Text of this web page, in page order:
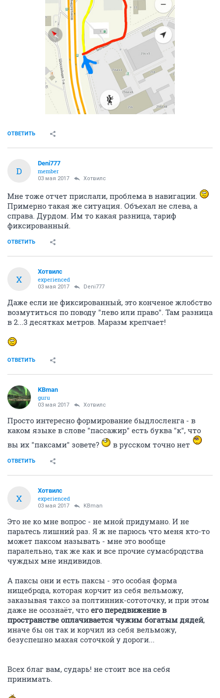
ОТВЕТИТЬ
D
Deni777
member
03 мая 2017 Хотвилс
Мне тоже отчет прислали, проблема в навигации.
Примерно такая же ситуация. Объехал не слева, а
справа. Дурдом. Им то какая разница, тариф
фиксированный.
ОТВЕТИТЬ
Х
Хотвилс
experienced
03 мая 2017 Deni777
Даже если не фиксированный, это конченое жлобство
возмутиться по поводу "лево или право". Там разница
в 2...3 десятках метров. Маразм крепчает!
ОТВЕТИТЬ
KBman
guru
03 мая 2017 Хотвилс
Просто интересно формирование быдлосленга - в
каком языке в слове "пассажир" есть буква "к", что
вы их "паксами" зовете?
в русском точно нет
ОТВЕТИТЬ
Х
Хотвилс
experienced
03 мая 2017 KBman
Это не ко мне вопрос - не мной придумано. И не
парьтесь лишний раз. Я ж не парюсь что меня кто-то
может паксом называть - мне это вообще
паралельно, так же как и все прочие сумасбродства
чуждых мне индивидов.
А паксы они и есть паксы - это особая форма
нищеброда, которая корчит из себя вельможу,
заказывая таксо за полтинник-сототочку, и при этом
даже не осознаёт, что его передвижение в
пространстве оплачивается чужим богатым дядей,
иначе бы он так и корчил из себя вельможу,
безуспешно махая соточкой у дороги...
Всех благ вам, сударь! не стоит все на себя
принимать.